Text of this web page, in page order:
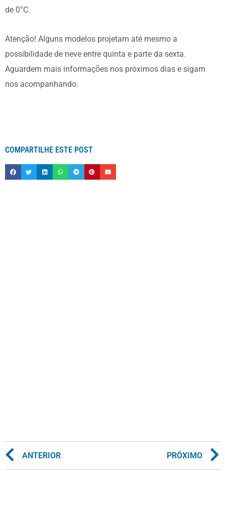
de 0°C.
Atenção! Alguns modelos projetam até mesmo a
possibilidade de neve entre quinta e parte da sexta.
Aguardem mais informações nos próximos dias e sigam
nos acompanhando.
COMPARTILHE ESTE POST
ANTERIOR PRÓXIMO